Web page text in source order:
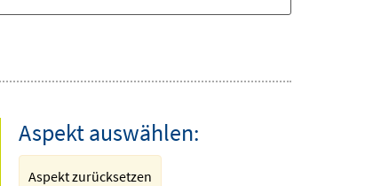
Aspekt auswählen:
Aspekt zurücksetzen